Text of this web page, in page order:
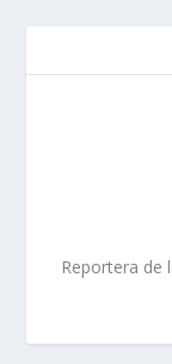
Reportera de